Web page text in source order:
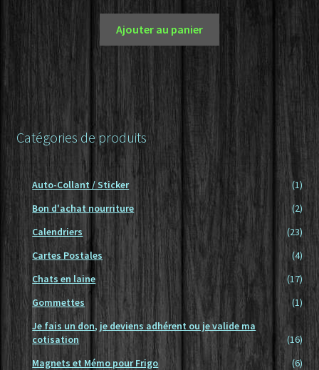
initial
était :
actuel
est :
Ajouter au panier
Catégories de produits
Auto-Collant / Sticker
(1)
Bon d'achat nourriture
(2)
Calendriers
(23)
Cartes Postales
(4)
Chats en laine
(17)
Gommettes
(1)
Je fais un don, je deviens adhérent ou je valide ma
cotisation
(16)
Magnets et Mémo pour Frigo
(6)